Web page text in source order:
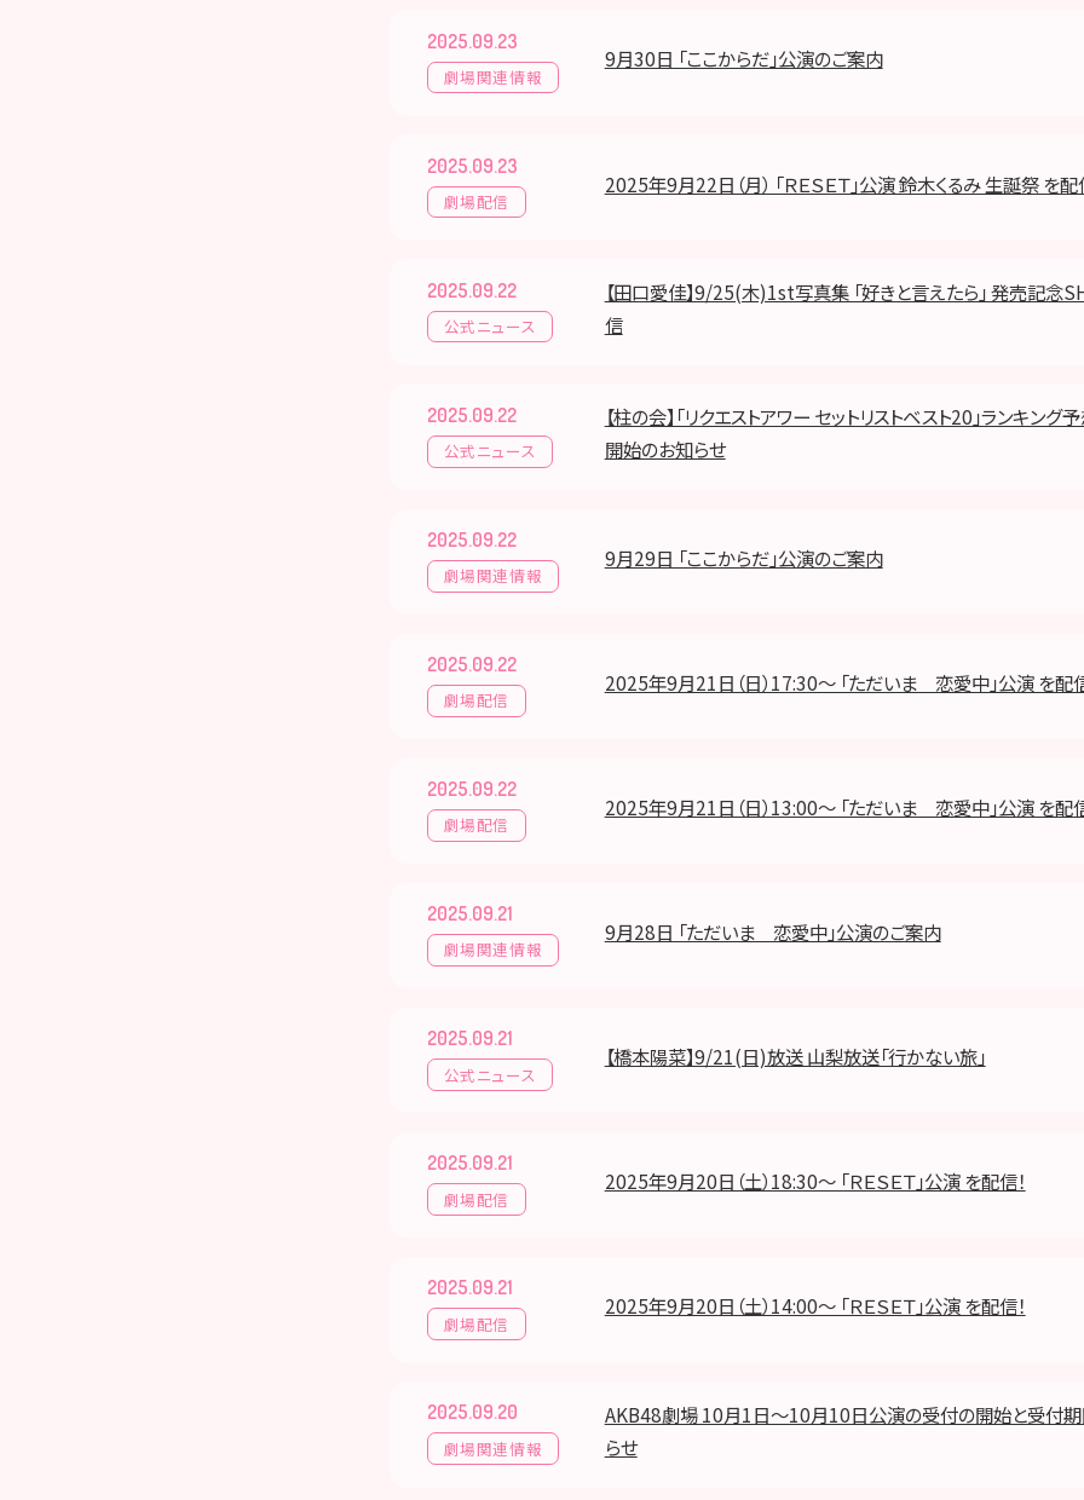
2025.09.23
劇場関連情報
9月30日 「ここからだ」公演のご案内
2025.09.23
劇場配信
2025年9月22日（月） 「ＲＥＳＥＴ」公演 鈴木くるみ 生誕祭 を配
2025.09.22
公式ニュース
【田口愛佳】9/25(木)1st写真集 「好きと言えたら」 発売記念
信
2025.09.22
公式ニュース
【柱の会】「リクエストアワー セットリストベスト20」ランキング
開始のお知らせ
2025.09.22
劇場関連情報
9月29日 「ここからだ」公演のご案内
2025.09.22
劇場配信
2025年9月21日（日）17:30～ 「ただいま 恋愛中」公演 を配
2025.09.22
劇場配信
2025年9月21日（日）13:00～ 「ただいま 恋愛中」公演 を配
2025.09.21
劇場関連情報
9月28日 「ただいま 恋愛中」公演のご案内
2025.09.21
公式ニュース
【橋本陽菜】9/21(日)放送 山梨放送「行かない旅」
2025.09.21
劇場配信
2025年9月20日（土）18:30～ 「ＲＥＳＥＴ」公演 を配信！
2025.09.21
劇場配信
2025年9月20日（土）14:00～ 「ＲＥＳＥＴ」公演 を配信！
2025.09.20
劇場関連情報
AKB48劇場 10月1日～10月10日公演の受付の開始と受付
らせ